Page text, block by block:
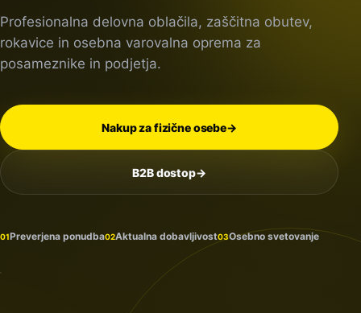
Profesionalna delovna oblačila, zaščitna obutev,
rokavice in osebna varovalna oprema za
posameznike in podjetja.
Nakup za fizične osebe→
B2B dostop→
01Preverjena ponudba02Aktualna dobavljivost03Osebno svetovanje
Na
prihaja